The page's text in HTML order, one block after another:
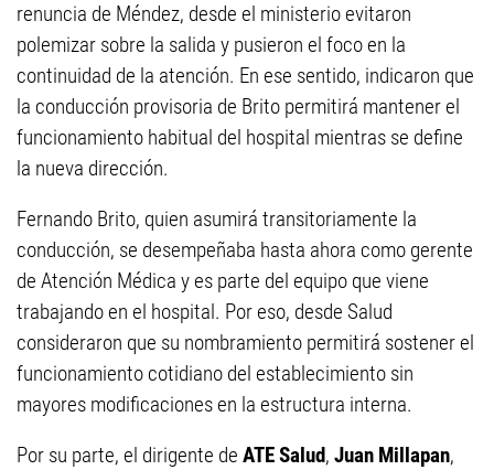
renuncia de Méndez, desde el ministerio evitaron
polemizar sobre la salida y pusieron el foco en la
continuidad de la atención. En ese sentido, indicaron que
la conducción provisoria de Brito permitirá mantener el
funcionamiento habitual del hospital mientras se define
la nueva dirección.
Fernando Brito, quien asumirá transitoriamente la
conducción, se desempeñaba hasta ahora como gerente
de Atención Médica y es parte del equipo que viene
trabajando en el hospital. Por eso, desde Salud
consideraron que su nombramiento permitirá sostener el
funcionamiento cotidiano del establecimiento sin
mayores modificaciones en la estructura interna.
Por su parte, el dirigente de ATE Salud, Juan Millapan,